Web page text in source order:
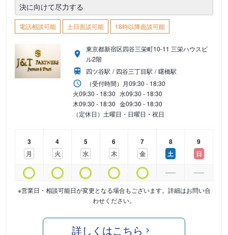
決に向けて尽力する
電話相談可能 土日面談可能 18時以降面談可能
東京都新宿区四谷三栄町10-11 三栄ハウスビ
ル2階
四ツ谷駅
四谷三丁目駅
曙橋駅
（受付時間） 月09:30 - 18:30
火09:30 - 18:30 水09:30 - 18:30
木09:30 - 18:30 金09:30 - 18:30
（定休日）土曜日・日曜日・祝日
3
月
4
火
5
水
6
木
7
金
8
土
9
日
※営業日・相談可能日が変更となる場合もございます。詳細はお問い合
わせください。
詳しくはこちら